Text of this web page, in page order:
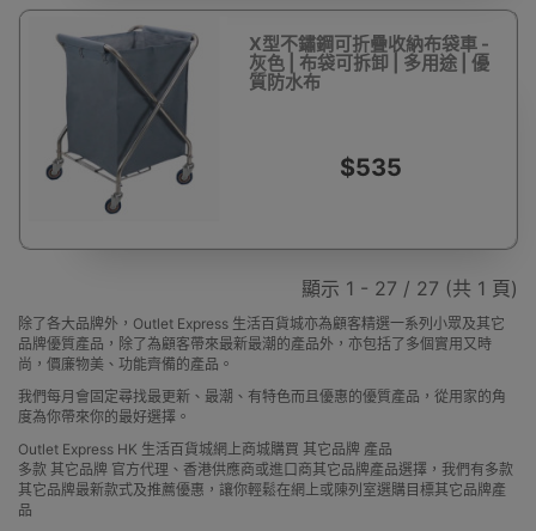
X型不鏽鋼可折疊收納布袋車 -
灰色 | 布袋可拆卸 | 多用途 | 優
質防水布
$535
顯示 1 - 27 / 27 (共 1 頁)
除了各大品牌外，Outlet Express 生活百貨城亦為顧客精選一系列小眾及其它
品牌優質產品，除了為顧客帶來最新最潮的產品外，亦包括了多個實用又時
尚，價廉物美、功能齊備的產品。
我們每月會固定尋找最更新、最潮、有特色而且優惠的優質產品，從用家的角
度為你帶來你的最好選擇。
Outlet Express HK 生活百貨城網上商城購買 其它品牌 產品
多款 其它品牌 官方代理、香港供應商或進口商其它品牌產品選擇，我們有多款
其它品牌最新款式及推薦優惠，讓你輕鬆在網上或陳列室選購目標其它品牌產
品